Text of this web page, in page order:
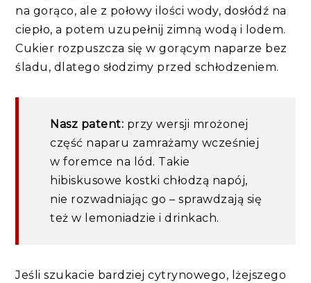
na gorąco, ale z połowy ilości wody, dosłódź na
ciepło, a potem uzupełnij zimną wodą i lodem.
Cukier rozpuszcza się w gorącym naparze bez
śladu, dlatego słodzimy przed schłodzeniem.
Nasz patent: przy wersji mrożonej
część naparu zamrażamy wcześniej
w foremce na lód. Takie
hibiskusowe kostki chłodzą napój,
nie rozwadniając go – sprawdzają się
też w lemoniadzie i drinkach.
Jeśli szukacie bardziej cytrynowego, lżejszego